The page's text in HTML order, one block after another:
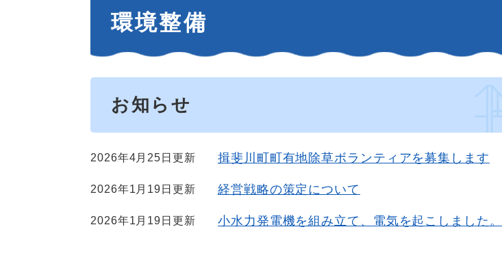
環境整備
お知らせ
2026年4月25日更新 揖斐川町町有地除草ボランティアを募集します
2026年1月19日更新 経営戦略の策定について
2026年1月19日更新 小水力発電機を組み立て、電気を起こしました。